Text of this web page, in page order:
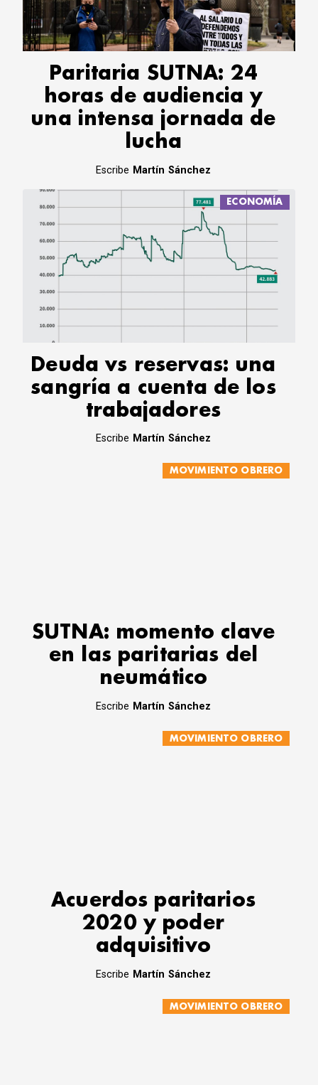
CORREO DE LECTORES
DEBATE
ARCHIVO
DECLARACIONES
OPINIÓN
ALTAMIRA RESPONDE
Política Obrera Revista
CONTACTO
Paritaria SUTNA: 24
horas de audiencia y
una intensa jornada de
lucha
Escribe Martín Sánchez
ECONOMÍA
Deuda vs reservas: una
sangría a cuenta de los
trabajadores
Escribe Martín Sánchez
MOVIMIENTO OBRERO
SUTNA: momento clave
en las paritarias del
neumático
Escribe Martín Sánchez
MOVIMIENTO OBRERO
Acuerdos paritarios
2020 y poder
adquisitivo
Escribe Martín Sánchez
MOVIMIENTO OBRERO